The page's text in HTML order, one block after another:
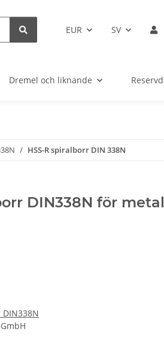
EUR SV
Dremel och liknande
HSS-R spiralborr DIN 338N
DIN338N för